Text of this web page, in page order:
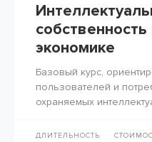
экономике
Базовый курс,
пользователей и
охраняемых
ДЛИТЕЛЬНОСТЬ